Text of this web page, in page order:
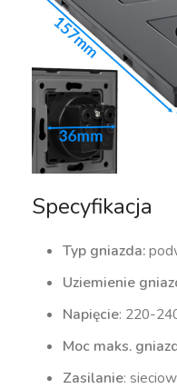
Specyfikacja
Typ gniazda:
Uziemienie
Napięcie: 220-
Moc maks.
Zasilanie: